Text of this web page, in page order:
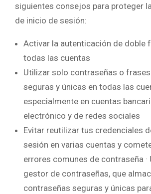
siguientes consejos para proteger
de inicio de sesión:
Activar la autenticación de doble
todas las cuentas
Utilizar solo contraseñas o
seguras y únicas en todas las
especialmente en cuentas
electrónico y de redes sociales
Evitar reutilizar tus credenciales
sesión en varias cuentas y
errores comunes de contraseña ·
gestor de contraseñas, que
contraseñas seguras y únicas